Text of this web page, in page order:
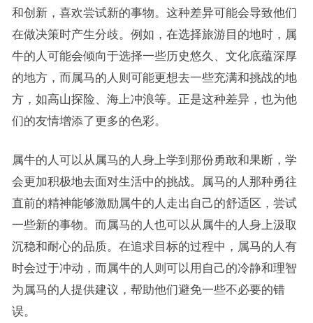
和创新，喜欢尝试新的事物。这种差异可能会导致他们
在做决策时产生分歧。例如，在选择旅游目的地时，属
牛的人可能会倾向于选择一些历史悠久、文化底蕴深厚
的地方，而属马的人则可能更想去一些充满和挑战的地
方，如高山探险、海上冲浪等。正是这种差异，也为他
们的友情增添了更多的色彩。
属牛的人可以从属马的人身上学到那份勇敢和果断，学
会更加积极地去面对生活中的挑战。属马的人那种勇往
直前的精神能够激励属牛的人走出自己的舒适区，尝试
一些新的事物。而属马的人也可以从属牛的人身上汲取
沉稳和耐心的品质。在追求目标的过程中，属马的人有
时会过于冲动，而属牛的人则可以用自己的冷静和理智
为属马的人提供建议，帮助他们避免一些不必要的错
误。